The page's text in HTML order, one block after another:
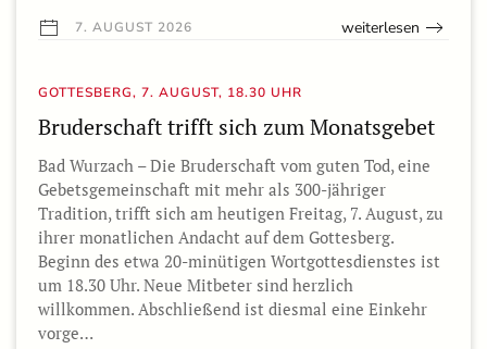
7. AUGUST 2026 weiterlesen
GOTTESBERG, 7. AUGUST, 18.30 UHR
Bruderschaft trifft sich zum Monatsgebet
Bad Wurzach – Die Bruderschaft vom guten Tod, eine
Gebetsgemeinschaft mit mehr als 300-jähriger
Tradition, trifft sich am heutigen Freitag, 7. August, zu
ihrer monatlichen Andacht auf dem Gottesberg.
Beginn des etwa 20-minütigen Wortgottesdienstes ist
um 18.30 Uhr. Neue Mitbeter sind herzlich
willkommen. Abschließend ist diesmal eine Einkehr
vorge…